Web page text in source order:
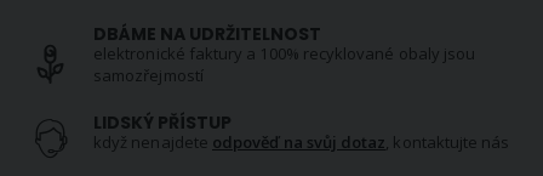
DBÁME NA UDRŽITELNOST
elektronické faktury a 100% recyklované obaly jsou
samozřejmostí
LIDSKÝ PŘÍSTUP
když nenajdete odpověď na svůj dotaz, kontaktujte nás